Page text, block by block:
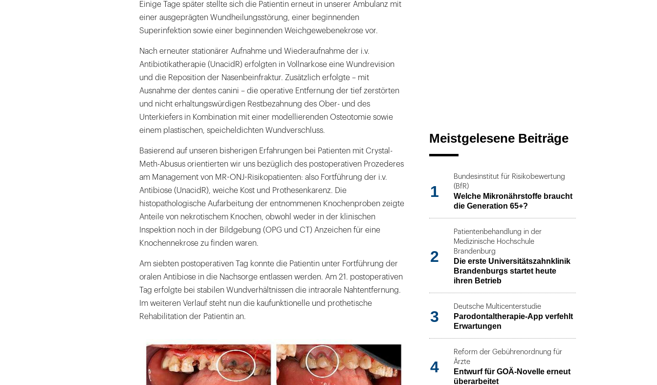
Einige Tage später stellte sich die Patientin erneut in unserer Ambulanz mit
einer ausgeprägten Wundheilungsstörung, einer beginnenden
Superinfektion sowie einer beginnenden Weichgewebenekrose vor.
Nach erneuter stationärer Aufnahme und Wiederaufnahme der i.v.
Antibiotikatherapie (UnacidR) erfolgten in Vollnarkose eine Wundrevision
und die Reposition der Nasenbeinfraktur. Zusätzlich erfolgte – mit
Ausnahme der dentes canini – die operative Entfernung der tief zerstörten
und nicht erhaltungswürdigen Restbezahnung des Ober- und des
Unterkiefers in Kombination mit einer modellierenden Osteotomie sowie
einem plastischen, speicheldichten Wundverschluss.
Basierend auf unseren bisherigen Erfahrungen bei Patienten mit Crystal-
Meth-Abusus orientierten wir uns bezüglich des postoperativen Prozederes
am Management von MR-ONJ-Risikopatienten: also Fortführung der i.v.
Antibiose (UnacidR), weiche Kost und Prothesenkarenz. Die
histopathologische Aufarbeitung der entnommenen Knochenproben zeigte
Anteile von nekrotischem Knochen, obwohl weder in der klinischen
Inspektion noch in der Bildgebung (OPG und CT) Anzeichen für eine
Knochennekrose zu finden waren.
Am siebten postoperativen Tag konnte die Patientin unter Fortführung der
oralen Antibiose in die Nachsorge entlassen werden. Am 21. postoperativen
Tag erfolgte bei stabilen Wundverhältnissen die intraorale Nahtentfernung.
Im weiteren Verlauf steht nun die kaufunktionelle und prothetische
Rehabilitation der Patientin an.
Meistgelesene Beiträge
1
Bundesinstitut für Risikobewertung
(BfR)
Welche Mikronährstoffe braucht
die Generation 65+?
2
Patientenbehandlung in der
Medizinische Hochschule
Brandenburg
Die erste Universitätszahnklinik
Brandenburgs startet heute
ihren Betrieb
3
Deutsche Multicenterstudie
Parodontaltherapie-App verfehlt
Erwartungen
4
Reform der Gebührenordnung für
Ärzte
Entwurf für GOÄ-Novelle erneut
überarbeitet